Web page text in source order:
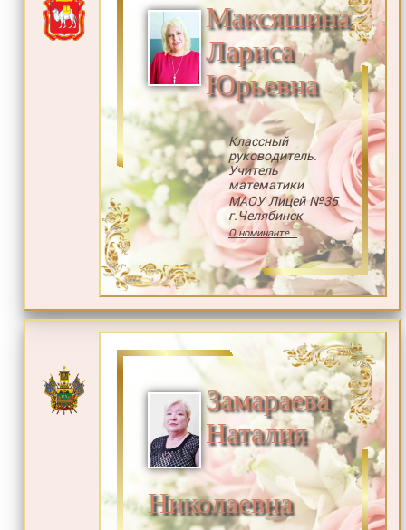
Максяшина
Лариса
Юрьевна
Классный
руководитель.
Учитель
математики
МАОУ Лицей №35
г.Челябинск
О номинанте...
Замараева
Наталия
Николаевна